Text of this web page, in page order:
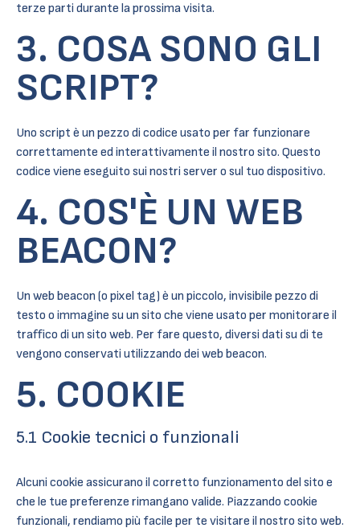
terze parti durante la prossima visita.
3. COSA SONO GLI
SCRIPT?
Uno script è un pezzo di codice usato per far funzionare
correttamente ed interattivamente il nostro sito. Questo
codice viene eseguito sui nostri server o sul tuo dispositivo.
4. COS'È UN WEB
BEACON?
Un web beacon (o pixel tag) è un piccolo, invisibile pezzo di
testo o immagine su un sito che viene usato per monitorare il
traffico di un sito web. Per fare questo, diversi dati su di te
vengono conservati utilizzando dei web beacon.
5. COOKIE
5.1 Cookie tecnici o funzionali
Alcuni cookie assicurano il corretto funzionamento del sito e
che le tue preferenze rimangano valide. Piazzando cookie
funzionali, rendiamo più facile per te visitare il nostro sito web.